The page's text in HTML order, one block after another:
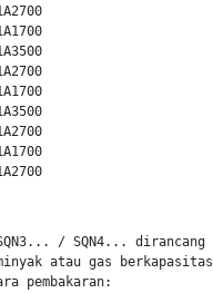
/ SQN4... dirancang
atau gas
pembakaran: